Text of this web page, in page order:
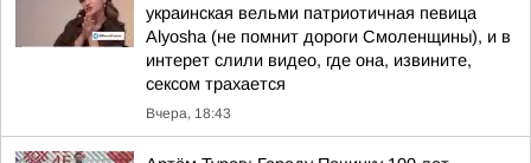
украинская вельми патриотичная певица
Alyosha (не помнит дороги Смоленщины), и в
интерет слили видео, где она, извините,
сексом трахается
Вчера, 18:43